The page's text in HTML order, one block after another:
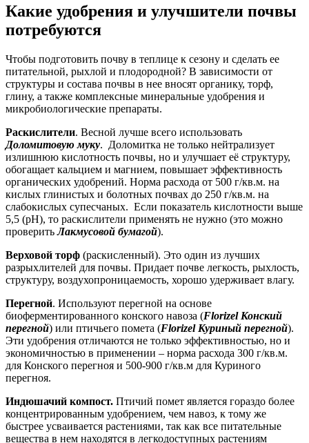
Какие удобрения и улучшители почвы
потребуются
Чтобы подготовить почву в теплице к сезону и сделать ее
питательной, рыхлой и плодородной? В зависимости от
структуры и состава почвы в нее вносят органику, торф,
глину, а также комплексные минеральные удобрения и
микробиологические препараты.
Раскислители. Весной лучше всего использовать
Доломитовую муку. Доломитка не только нейтрализует
излишнюю кислотность почвы, но и улучшает её структуру,
обогащает кальцием и магнием, повышает эффективность
органических удобрений. Норма расхода от 500 г/кв.м. на
кислых глинистых и болотных почвах до 250 г/кв.м. на
слабокислых супесчаных. Если показатель кислотности выше
5,5 (рН), то раскислители применять не нужно (это можно
проверитьЛакмусовой бумагой).
Верховой торф (раскисленный). Это один из лучших
разрыхлителей для почвы. Придает почве легкость, рыхлость,
структуру, воздухопроницаемость, хорошо удерживает влагу.
Перегной. Используют перегной на основе
биоферментированного конского навоза (Florizel Конский
перегной) или птичьего помета (Florizel Куриный перегной).
Эти удобрения отличаются не только эффективностью, но и
экономичностью в применении – норма расхода 300 г/кв.м.
для Конского перегноя и 500-900 г/кв.м для Куриного
перегноя.
Индюшачий компост. Птичий помет является гораздо более
концентрированным удобрением, чем навоз, к тому же
быстрее усваивается растениями, так как все питательные
вещества в нем находятся в легкодоступных растениям